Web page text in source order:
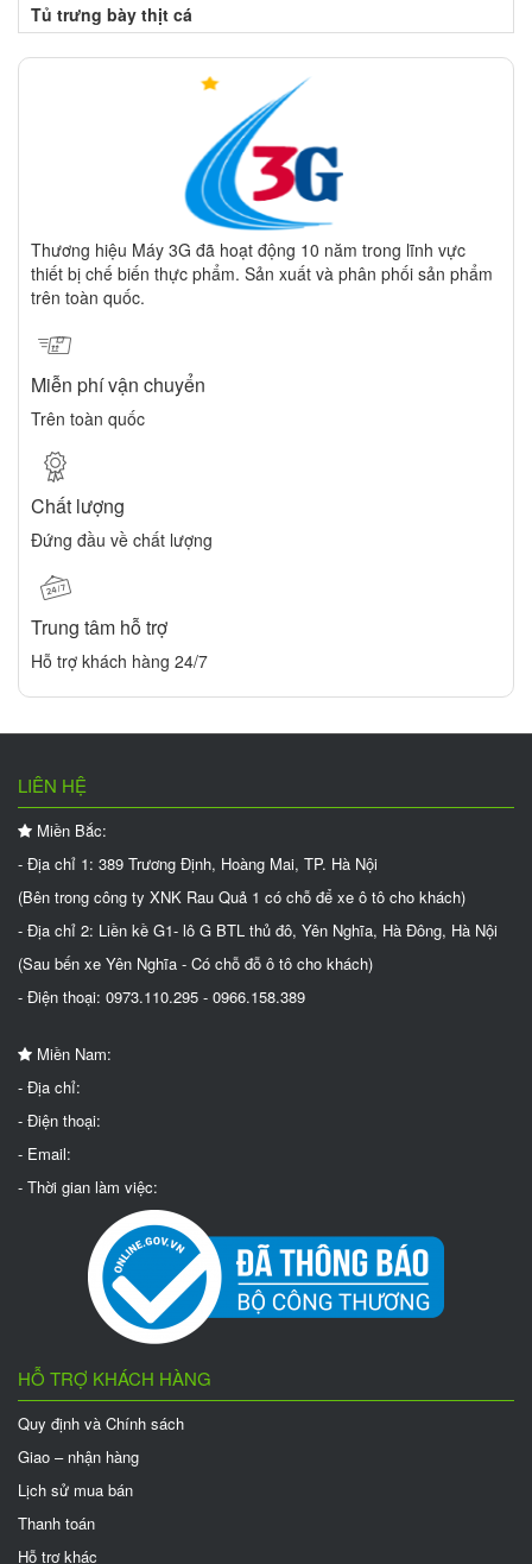
Tủ trưng bày thịt cá
Thương hiệu Máy 3G đã hoạt động 10 năm trong lĩnh vực
thiết bị chế biến thực phẩm. Sản xuất và phân phối sản phẩm
trên toàn quốc.
Miễn phí vận chuyển
Trên toàn quốc
Chất lượng
Đứng đầu về chất lượng
Trung tâm hỗ trợ
Hỗ trợ khách hàng 24/7
LIÊN HỆ
Miền Bắc:
- Địa chỉ 1: 389 Trương Định, Hoàng Mai, TP. Hà Nội
(Bên trong công ty XNK Rau Quả 1 có chỗ để xe ô tô cho khách)
- Địa chỉ 2: Liền kề G1- lô G BTL thủ đô, Yên Nghĩa, Hà Đông, Hà Nội
(Sau bến xe Yên Nghĩa - Có chỗ đỗ ô tô cho khách)
- Điện thoại: 0973.110.295 - 0966.158.389
Miền Nam:
- Địa chỉ:
- Điện thoại:
- Email:
- Thời gian làm việc:
HỖ TRỢ KHÁCH HÀNG
Quy định và Chính sách
Giao – nhận hàng
Lịch sử mua bán
Thanh toán
Hỗ trợ khác